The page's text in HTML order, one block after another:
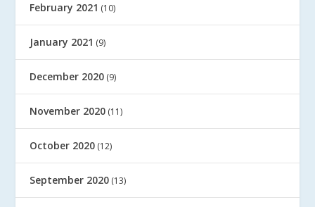
February 2021 (10)
January 2021 (9)
December 2020 (9)
November 2020 (11)
October 2020 (12)
September 2020 (13)